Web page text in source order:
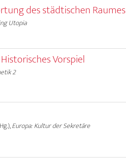
des städtischen Raumes
Utopia
Vorspiel
2
Europa: Kultur der Sekretäre